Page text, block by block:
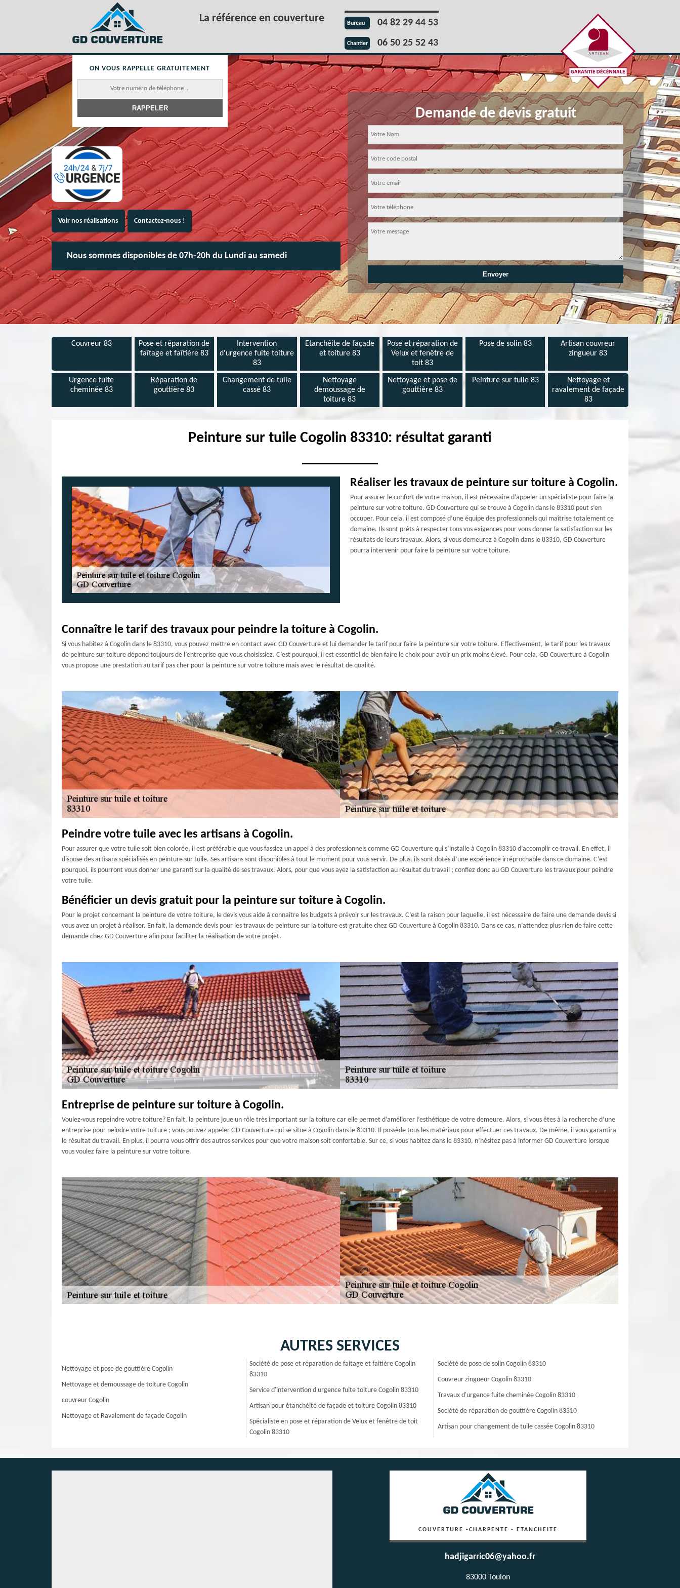
La référence en couverture Bureau 04 82 29 44 53
Chantier 06 50 25 52 43
Voir nos réalisations Contactez-nous !
Nous sommes disponibles de 07h-20h du Lundi au samedi
Demande de devis gratuit
ON VOUS RAPPELLE GRATUITEMENT
Couvreur 83
Pose et réparation de
faîtage et faîtière 83
Intervention
d'urgence fuite toiture
83
Etanchéite de façade
et toiture 83
Pose et réparation de
Velux et fenêtre de
toit 83
Pose de solin 83
Artisan couvreur
zingueur 83
Urgence fuite
cheminée 83
Réparation de
gouttière 83
Changement de tuile
cassé 83
Nettoyage
demoussage de
toiture 83
Nettoyage et pose de
gouttière 83
Peinture sur tuile 83
Nettoyage et
ravalement de façade
83
Peinture sur tuile Cogolin 83310: résultat garanti
Réaliser les travaux de peinture sur toiture à Cogolin.
Pour assurer le confort de votre maison, il est nécessaire d’appeler un spécialiste pour faire la
peinture sur votre toiture. GD Couverture qui se trouve à Cogolin dans le 83310 peut s’en
occuper. Pour cela, il est composé d’une équipe des professionnels qui maîtrise totalement ce
domaine. Ils sont prêts à respecter tous vos exigences pour vous donner la satisfaction sur les
résultats de leurs travaux. Alors, si vous demeurez à Cogolin dans le 83310, GD Couverture
pourra intervenir pour faire la peinture sur votre toiture.
Connaître le tarif des travaux pour peindre la toiture à Cogolin.
Si vous habitez à Cogolin dans le 83310, vous pouvez mettre en contact avec GD Couverture et lui demander le tarif pour faire la peinture sur votre toiture. Effectivement, le tarif pour les travaux
de peinture sur toiture dépend toujours de l’entreprise que vous choisissiez. C’est pourquoi, il est essentiel de bien faire le choix pour avoir un prix moins élevé. Pour cela, GD Couverture à Cogolin
vous propose une prestation au tarif pas cher pour la peinture sur votre toiture mais avec le résultat de qualité.
Peindre votre tuile avec les artisans à Cogolin.
Pour assurer que votre tuile soit bien colorée, il est préférable que vous fassiez un appel à des professionnels comme GD Couverture qui s’installe à Cogolin 83310 d’accomplir ce travail. En effet, il
dispose des artisans spécialisés en peinture sur tuile. Ses artisans sont disponibles à tout le moment pour vous servir. De plus, ils sont dotés d’une expérience irréprochable dans ce domaine. C’est
pourquoi, ils pourront vous donner une garanti sur la qualité de ses travaux. Alors, pour que vous ayez la satisfaction au résultat du travail ; confiez donc au GD Couverture les travaux pour peindre
votre tuile.
Bénéficier un devis gratuit pour la peinture sur toiture à Cogolin.
Pour le projet concernant la peinture de votre toiture, le devis vous aide à connaître les budgets à prévoir sur les travaux. C’est la raison pour laquelle, il est nécessaire de faire une demande devis si
vous avez un projet à réaliser. En fait, la demande devis pour les travaux de peinture sur la toiture est gratuite chez GD Couverture à Cogolin 83310. Dans ce cas, n’attendez plus rien de faire cette
demande chez GD Couverture afin pour faciliter la réalisation de votre projet.
Entreprise de peinture sur toiture à Cogolin.
Voulez-vous repeindre votre toiture? En fait, la peinture joue un rôle très important sur la toiture car elle permet d’améliorer l’esthétique de votre demeure. Alors, si vous êtes à la recherche d’une
entreprise pour peindre votre toiture ; vous pouvez appeler GD Couverture qui se situe à Cogolin dans le 83310. Il possède tous les matériaux pour effectuer ces travaux. De même, il vous garantira
le résultat du travail. En plus, il pourra vous offrir des autres services pour que votre maison soit confortable. Sur ce, si vous habitez dans le 83310, n’hésitez pas à informer GD Couverture lorsque
vous voulez faire la peinture sur votre toiture.
AUTRES SERVICES
Nettoyage et pose de gouttière Cogolin
Nettoyage et demoussage de toiture Cogolin
couvreur Cogolin
Nettoyage et Ravalement de façade Cogolin
Société de pose et réparation de faitage et faitière Cogolin
83310
Service d'intervention d'urgence fuite toiture Cogolin 83310
Artisan pour étanchéité de façade et toiture Cogolin 83310
Spécialiste en pose et réparation de Velux et fenêtre de toit
Cogolin 83310
Société de pose de solin Cogolin 83310
Couvreur zingueur Cogolin 83310
Travaux d'urgence fuite cheminée Cogolin 83310
Société de réparation de gouttière Cogolin 83310
Artisan pour changement de tuile cassée Cogolin 83310
COUVERTURE -CHARPENTE - ETANCHEITE
hadjigarric06@yahoo.fr
83000 Toulon